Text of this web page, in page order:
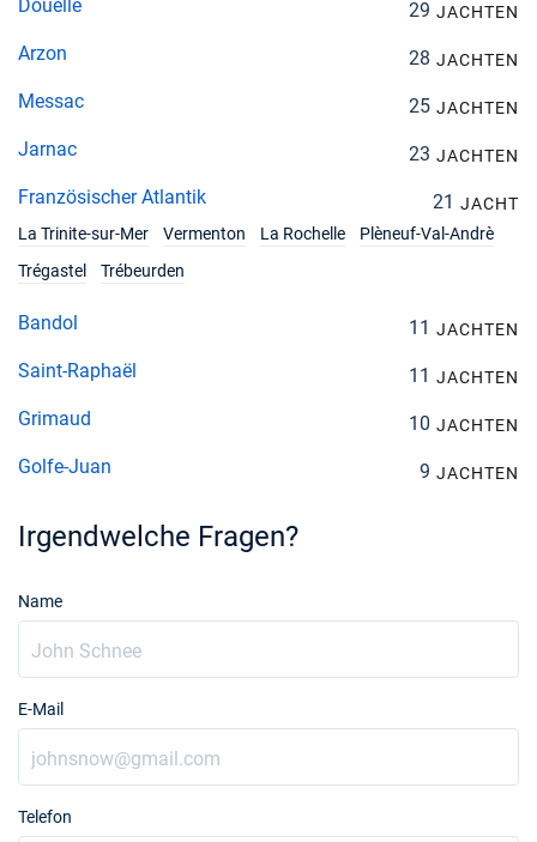
Douelle 29 JACHTEN
Arzon 28 JACHTEN
Messac 25 JACHTEN
Jarnac 23 JACHTEN
Französischer Atlantik 21 JACHT
La Trinite-sur-Mer
Vermenton La Rochelle
Plèneuf-Val-Andrè
Trégastel
Trébeurden
Bandol 11 JACHTEN
Saint-Raphaël 11 JACHTEN
Grimaud 10 JACHTEN
Golfe-Juan 9 JACHTEN
Irgendwelche Fragen?
Name
E-Mail
Telefon